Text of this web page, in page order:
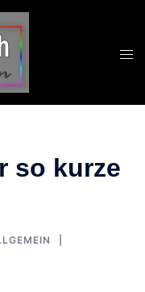
so kurze